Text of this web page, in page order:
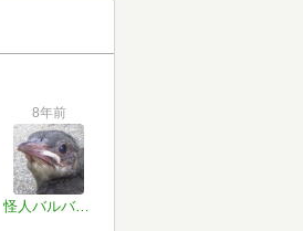
8年前
怪人バルバリ博士